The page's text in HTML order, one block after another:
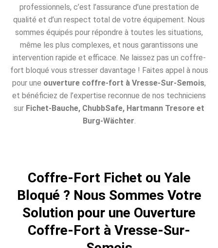
professionnels, c’est l’assurance d’une prestation de
qualité et d’un respect total de votre équipement. Nous
sommes équipés pour répondre à toutes les situations,
même les plus complexes, et nous garantissons une
intervention rapide et efficace. Ne laissez pas un coffre-
fort bloqué vous stresser davantage ! Faites appel à nous
pour une ouverture coffre-fort à Vresse-Sur-Semois,
et bénéficiez de l’expertise reconnue de nos techniciens
sur Fichet-Bauche, ChubbSafe, Hartmann Tresore et
Burg-Wächter.
Coffre-Fort Fichet ou Yale
Bloqué ? Nous Sommes Votre
Solution pour une Ouverture
Coffre-Fort à Vresse-Sur-